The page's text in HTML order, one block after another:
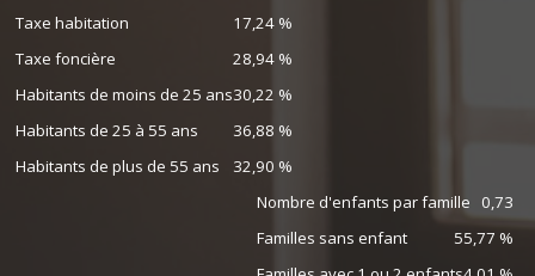
Taxe habitation
17,24 %
Taxe foncière
28,94 %
Habitants de moins de 25 ans30,22 %
Habitants de 25 à 55 ans
36,88 %
Habitants de plus de 55 ans
32,90 %
Nombre d'enfants par famille
0,73
Familles sans enfant
55,77 %